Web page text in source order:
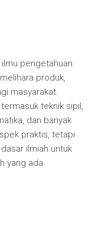
pengetahuan
produk,
masyarakat.
teknik sipil,
dan banyak
praktis, tetapi
ilmiah untuk
yang ada.